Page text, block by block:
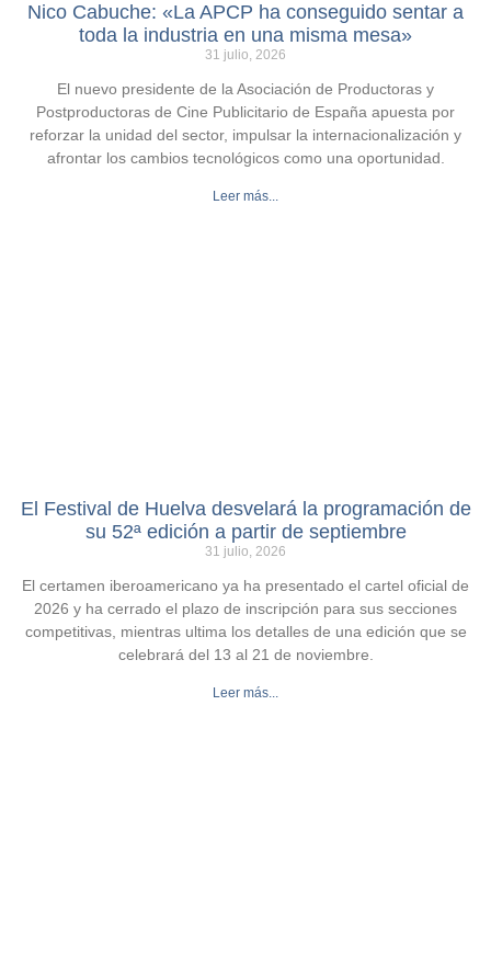
Nico Cabuche: «La APCP ha conseguido sentar a
toda la industria en una misma mesa»
31 julio, 2026
El nuevo presidente de la Asociación de Productoras y
Postproductoras de Cine Publicitario de España apuesta por
reforzar la unidad del sector, impulsar la internacionalización y
afrontar los cambios tecnológicos como una oportunidad.
Leer más...
El Festival de Huelva desvelará la programación de
su 52ª edición a partir de septiembre
31 julio, 2026
El certamen iberoamericano ya ha presentado el cartel oficial de
2026 y ha cerrado el plazo de inscripción para sus secciones
competitivas, mientras ultima los detalles de una edición que se
celebrará del 13 al 21 de noviembre.
Leer más...